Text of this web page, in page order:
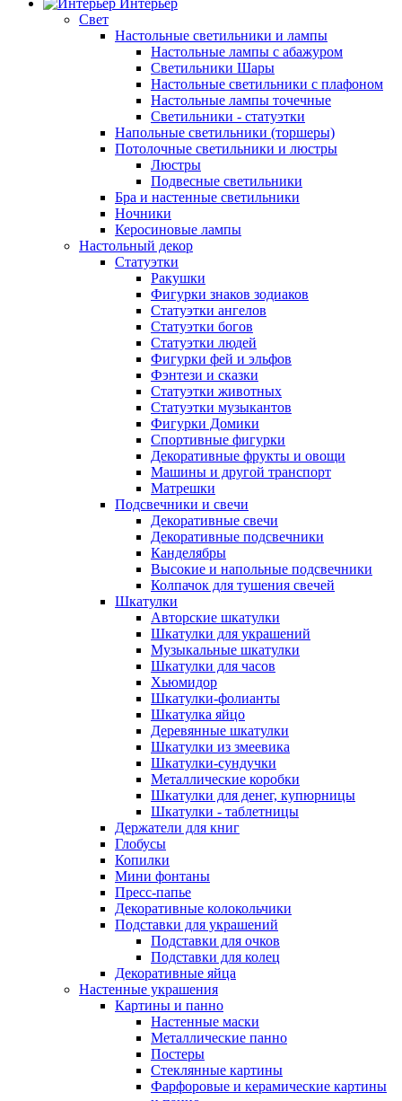
Интерьер
Свет
Настольные светильники и лампы
Настольные лампы с абажуром
Светильники Шары
Настольные светильники с плафоном
Настольные лампы точечные
Светильники - статуэтки
Напольные светильники (торшеры)
Потолочные светильники и люстры
Люстры
Подвесные светильники
Бра и настенные светильники
Ночники
Керосиновые лампы
Настольный декор
Статуэтки
Ракушки
Фигурки знаков зодиаков
Статуэтки ангелов
Статуэтки богов
Статуэтки людей
Фигурки фей и эльфов
Фэнтези и сказки
Статуэтки животных
Статуэтки музыкантов
Фигурки Домики
Спортивные фигурки
Декоративные фрукты и овощи
Машины и другой транспорт
Матрешки
Подсвечники и свечи
Декоративные свечи
Декоративные подсвечники
Канделябры
Высокие и напольные подсвечники
Колпачок для тушения свечей
Шкатулки
Авторские шкатулки
Шкатулки для украшений
Музыкальные шкатулки
Шкатулки для часов
Хьюмидор
Шкатулки-фолианты
Шкатулка яйцо
Деревянные шкатулки
Шкатулки из змеевика
Шкатулки-сундучки
Металлические коробки
Шкатулки для денег, купюрницы
Шкатулки - таблетницы
Держатели для книг
Глобусы
Копилки
Мини фонтаны
Пресс-папье
Декоративные колокольчики
Подставки для украшений
Подставки для очков
Подставки для колец
Декоративные яйца
Настенные украшения
Картины и панно
Настенные маски
Металлические панно
Постеры
Стеклянные картины
Фарфоровые и керамические картины